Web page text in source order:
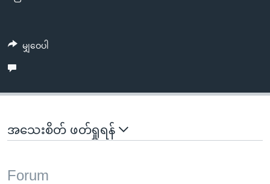
ရန်
မျှဝေပါ
အသေးစိတ် ဖတ်ရှုရန်
Forum